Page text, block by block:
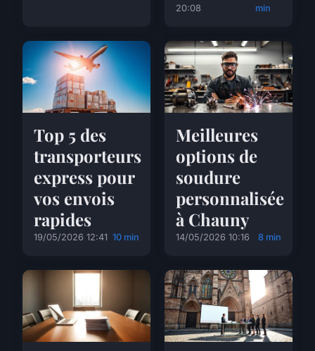
20:08
min
Top 5 des
transporteurs
express pour
vos envois
rapides
19/05/2026 12:41 10 min
Meilleures
options de
soudure
personnalisée
à Chauny
14/05/2026 10:16 8 min